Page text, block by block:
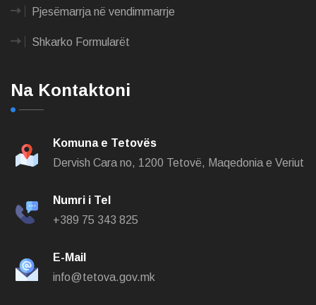
Pjesëmarrja në vendimmarrje
Shkarko Formularët
Na Kontaktoni
Komuna e Tetovës
Dervish Cara no, 1200 Tetovë, Maqedonia e Veriut
Numri i Tel
+389 75 343 825
E-Mail
info@tetova.gov.mk